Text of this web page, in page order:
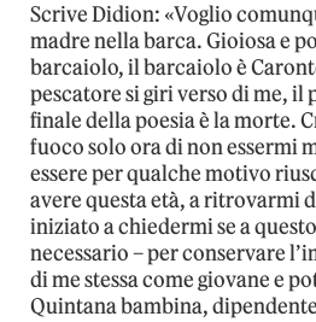
Scrive Didion: «Voglio
madre nella barca. Gioiosa e
barcaiolo, il barcaiolo è
pescatore si giri verso di me, il
finale della poesia è la morte.
fuoco solo ora di non essermi
essere per qualche motivo
avere questa età, a ritrovarmi
iniziato a chiedermi se a
necessario – per conservare
di me stessa come giovane e
Quintana bambina,